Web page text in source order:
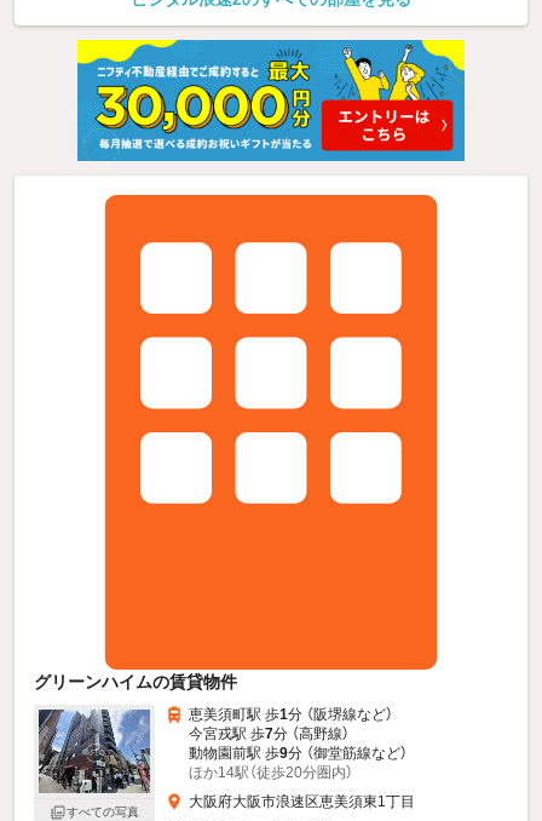
グリーンハイムの賃貸物件
すべての写真
恵美須町駅 歩1分 （阪堺線など）
今宮戎駅 歩7分 （高野線）
動物園前駅 歩9分 （御堂筋線など）
ほか14駅（徒歩20分圏内）
大阪府大阪市浪速区恵美須東1丁目